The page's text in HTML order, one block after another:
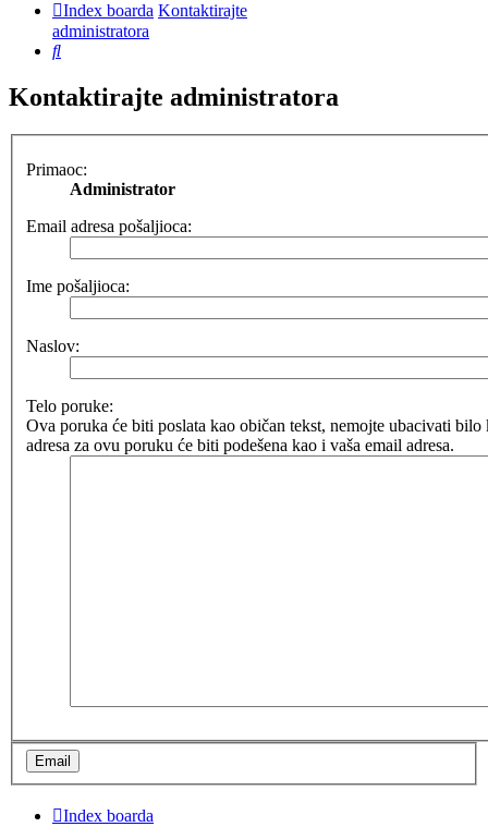
Index boarda Kontaktirajte
administratora
Pretraga
Kontaktirajte administratora
Primaoc:
Administrator
Email adresa pošaljioca:
Ime pošaljioca:
Naslov:
Telo poruke:
Ova poruka će biti poslata kao običan tekst, nemojte ubacivati
adresa za ovu poruku će biti podešena kao i vaša email adresa.
Index boarda